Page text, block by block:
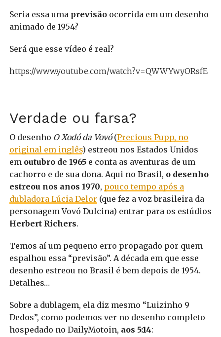
Seria essa uma previsãoocorrida em um desenho
animado de 1954?
Será que esse vídeo é real?
https://www.youtube.com/watch?v=QWWYwyORsfE
Verdade ou farsa?
O desenho O Xodó da Vovó(Precious Pupp, no
original em inglês) estreou nos Estados Unidos
em outubro de 1965e conta as aventuras de um
cachorro e de sua dona. Aqui no Brasil, o desenho
estreou nos anos 1970, pouco tempo após a
dubladora Lúcia Delor (que fez a voz brasileira da
personagem Vovó Dulcina) entrar para os estúdios
Herbert Richers.
Temos aí um pequeno erro propagado por quem
espalhou essa “previsão”. A década em que esse
desenho estreou no Brasil é bem depois de 1954.
Detalhes…
Sobre a dublagem, ela diz mesmo “Luizinho 9
Dedos”, como podemos ver no desenho completo
hospedado no DailyMotoin, aos 5:14: